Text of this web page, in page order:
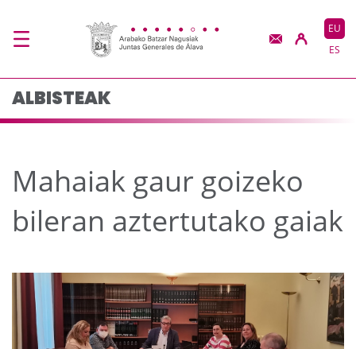
Mahaiak gaur goizekoEU
ES
ALBISTEAK
Mahaiak gaur goizeko
bileran aztertutako gaiak